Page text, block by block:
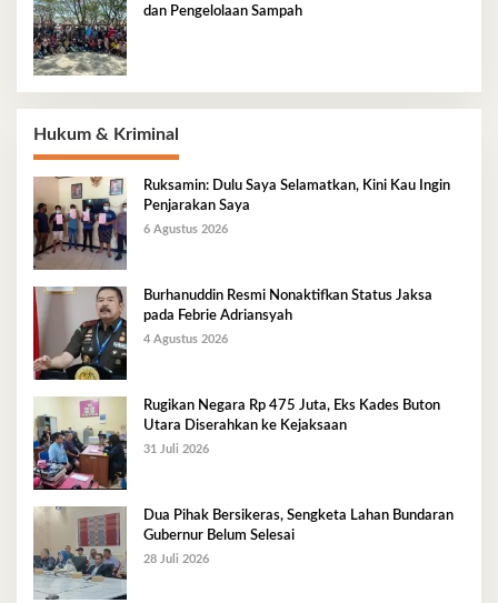
dan Pengelolaan Sampah
Hukum & Kriminal
Ruksamin: Dulu Saya Selamatkan, Kini Kau Ingin
Penjarakan Saya
6 Agustus 2026
Burhanuddin Resmi Nonaktifkan Status Jaksa
pada Febrie Adriansyah
4 Agustus 2026
Rugikan Negara Rp 475 Juta, Eks Kades Buton
Utara Diserahkan ke Kejaksaan
31 Juli 2026
Dua Pihak Bersikeras, Sengketa Lahan Bundaran
Gubernur Belum Selesai
28 Juli 2026